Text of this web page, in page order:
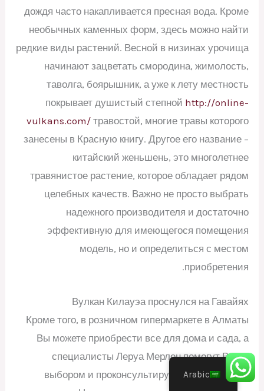
дождя часто накапливается пресная вода. Кроме
необычных каменных форм, здесь можно найти
редкие виды растений. Весной в низинах урочища
начинают зацветать смородина, жимолость,
таволга, боярышник, а уже к лету местность
покрывает душистый степной http://online-
vulkans.com/травостой, многие травы которого
занесены в Красную книгу. Другое его название –
китайский женьшень, это многолетнее
травянистое растение, которое обладает рядом
целебных качеств. Важно не просто выбрать
надежного производителя и достаточно
эффективную для имеющегося помещения
модель, но и определиться с местом
приобретения.
Вулкан Килауэа проснулся на Гавайях
Кроме того, в розничном гипермаркете в Алматы
Вы можете приобрести все для дома и сада, а
специалисты Леруа Мерлен помогут Вам с
выбором и проконсультируют по возникшим
Arabic